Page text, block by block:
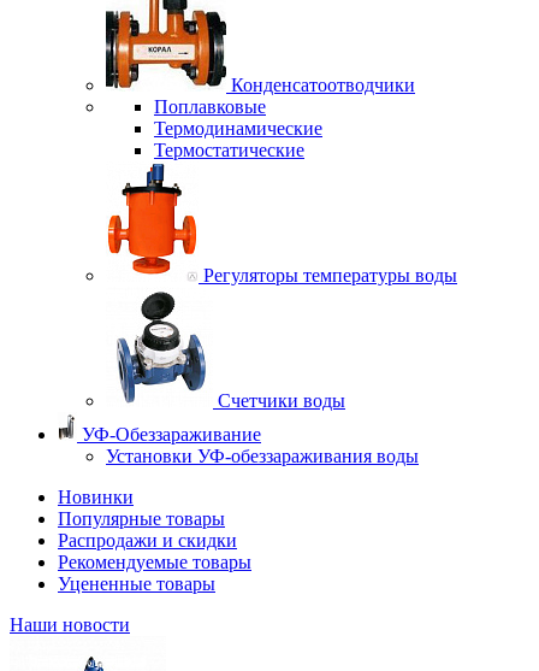
Конденсатоотводчики
Поплавковые
Термодинамические
Термостатические
Регуляторы температуры воды
Счетчики воды
УФ-Обеззараживание
Установки УФ-обеззараживания воды
Новинки
Популярные товары
Распродажи и скидки
Рекомендуемые товары
Уцененные товары
Наши новости